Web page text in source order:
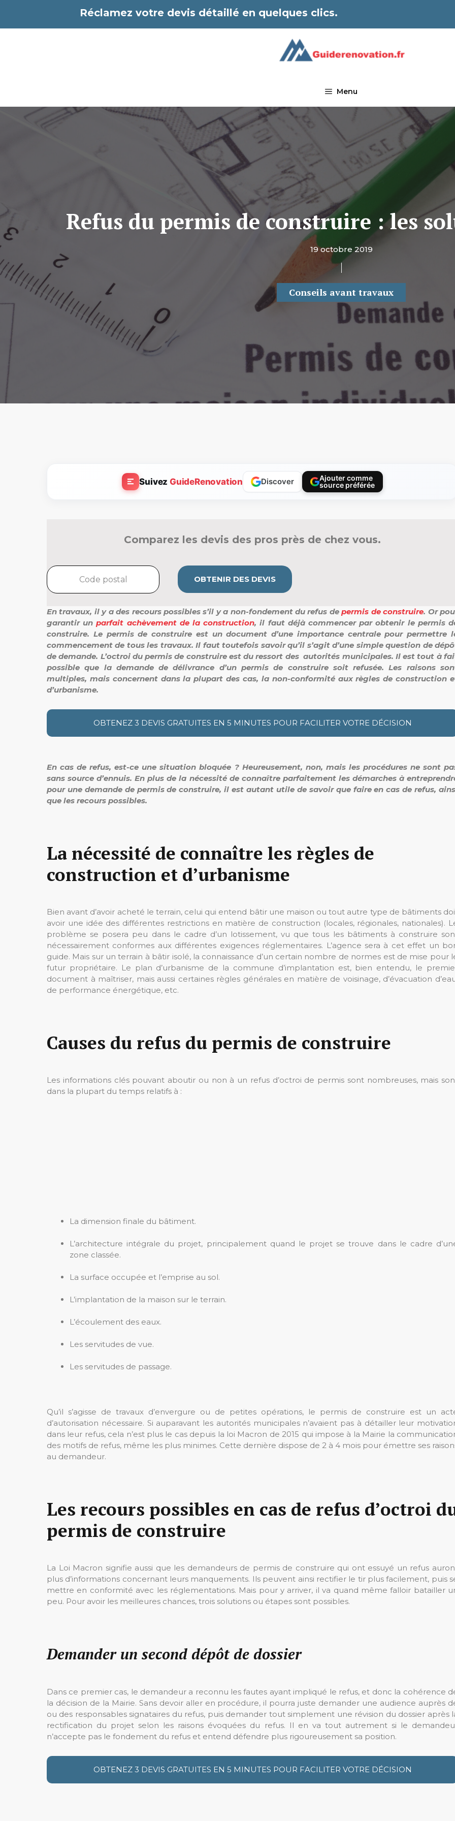
contenu
Réclamez votre devis détaillé en quelques clics.
Menu
Refus du permis de construire : les
19 octobre 2019
Conseils avant travaux
SuivezGuideRenovation Discover
Ajouter comme
source préférée
Comparez les devis des pros près de chez vous.
OBTENIR DES DEVIS
En travaux, il y a des recours possibles s’il y a non-fondement du refus depermis de construire. Or
garantir unparfait achèvement de la construction, il faut déjà commencer par obtenir le permis
construire. Le permis de construire est un document d’une importance centrale pour permettre
commencement de tous les travaux. Il faut toutefois savoir qu’il s’agit d’une simple question de
de demande. L’octroi du permis de construire est du ressort des autorités municipales. Il est tout à
possible que la demande de délivrance d’un permis de construire soit refusée. Les raisons
multiples, mais concernent dans la plupart des cas, la non-conformité aux règles de construction
d’urbanisme.
OBTENEZ 3 DEVIS GRATUITES EN 5 MINUTES POUR FACILITER VOTRE DÉCISION
En cas de refus, est-ce une situation bloquée ? Heureusement, non, mais les procédures ne sont
sans source d’ennuis. En plus de la nécessité de connaître parfaitement les démarches à
pour une demande de permis de construire, il est autant utile de savoir que faire en cas de refus,
que les recours possibles.
La nécessité de connaître les règles de
construction et d’urbanisme
Bien avant d’avoir acheté le terrain, celui qui entend bâtir une maison ou tout autre type de bâtiments
avoir une idée des différentes restrictions en matière de construction (locales, régionales, nationales).
problème se posera peu dans le cadre d’un lotissement, vu que tous les bâtiments à construire
nécessairement conformes aux différentes exigences réglementaires. L’agence sera à cet effet un
guide. Mais sur un terrain à bâtir isolé, la connaissance d’un certain nombre de normes est de mise pour
futur propriétaire. Le plan d’urbanisme de la commune d’implantation est, bien entendu, le
document à maîtriser, mais aussi certaines règles générales en matière de voisinage, d’évacuation
de performance énergétique, etc.
Causes du refus du permis de construire
Les informations clés pouvant aboutir ou non à un refus d’octroi de permis sont nombreuses, mais
dans la plupart du temps relatifs à :
La dimension finale du bâtiment.
L’architecture intégrale du projet, principalement quand le projet se trouve dans le cadre
zone classée.
La surface occupée et l’emprise au sol.
L’implantation de la maison sur le terrain.
L’écoulement des eaux.
Les servitudes de vue.
Les servitudes de passage.
Qu’il s’agisse de travaux d’envergure ou de petites opérations, le permis de construire est un
d’autorisation nécessaire. Si auparavant les autorités municipales n’avaient pas à détailler leur
dans leur refus, cela n’est plus le cas depuis la loi Macron de 2015 qui impose à la Mairie la
des motifs de refus, même les plus minimes. Cette dernière dispose de 2 à 4 mois pour émettre ses
au demandeur.
Les recours possibles en cas de refus d’octroi
permis de construire
La Loi Macron signifie aussi que les demandeurs de permis de construire qui ont essuyé un refus
plus d’informations concernant leurs manquements. Ils peuvent ainsi rectifier le tir plus facilement, puis
mettre en conformité avec les réglementations. Mais pour y arriver, il va quand même falloir batailler
peu. Pour avoir les meilleures chances, trois solutions ou étapes sont possibles.
Demander un second dépôt de dossier
Dans ce premier cas, le demandeur a reconnu les fautes ayant impliqué le refus, et donc la cohérence
la décision de la Mairie. Sans devoir aller en procédure, il pourra juste demander une audience auprès
ou des responsables signataires du refus, puis demander tout simplement une révision du dossier après
rectification du projet selon les raisons évoquées du refus. Il en va tout autrement si le
n’accepte pas le fondement du refus et entend défendre plus rigoureusement sa position.
OBTENEZ 3 DEVIS GRATUITES EN 5 MINUTES POUR FACILITER VOTRE DÉCISION